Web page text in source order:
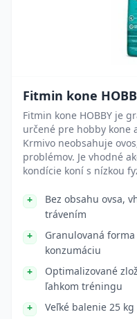
Fitmin kone
Fitmin kone HOBBY je
určené pre hobby kone
Krmivo neobsahuje
problémov. Je vhodné
kondície koní s nízkou
Bez obsahu ovsa,
trávením
Granulovaná
konzumáciu
Optimalizované
ľahkom tréningu
Veľké balenie 25